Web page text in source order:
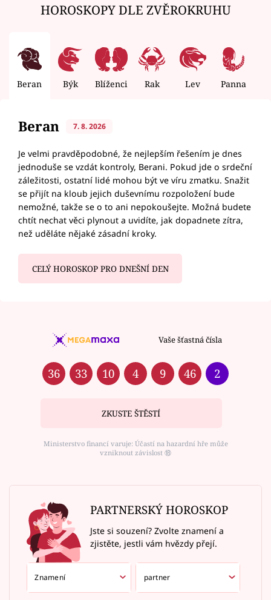
HOROSKOPY DLE ZVĚROKRUHU
Beran Býk Blíženci Rak Lev Panna
Beran 7. 8. 2026
Je velmi pravděpodobné, že nejlepším řešením je dnes
jednoduše se vzdát kontroly, Berani. Pokud jde o srdeční
záležitosti, ostatní lidé mohou být ve víru zmatku. Snažit
se přijít na kloub jejich duševnímu rozpoložení bude
nemožné, takže se o to ani nepokoušejte. Možná budete
chtít nechat věci plynout a uvidíte, jak dopadnete zítra,
než uděláte nějaké zásadní kroky.
CELÝ HOROSKOP PRO DNEŠNÍ DEN
Vaše šťastná čísla
36 33 10 4 9 46 2
ZKUSTE ŠTĚSTÍ
Ministerstvo financí varuje: Účastí na hazardní hře může
vzniknout závislost ⑱
PARTNERSKÝ HOROSKOP
Jste si souzení? Zvolte znamení a
zjistěte, jestli vám hvězdy přejí.